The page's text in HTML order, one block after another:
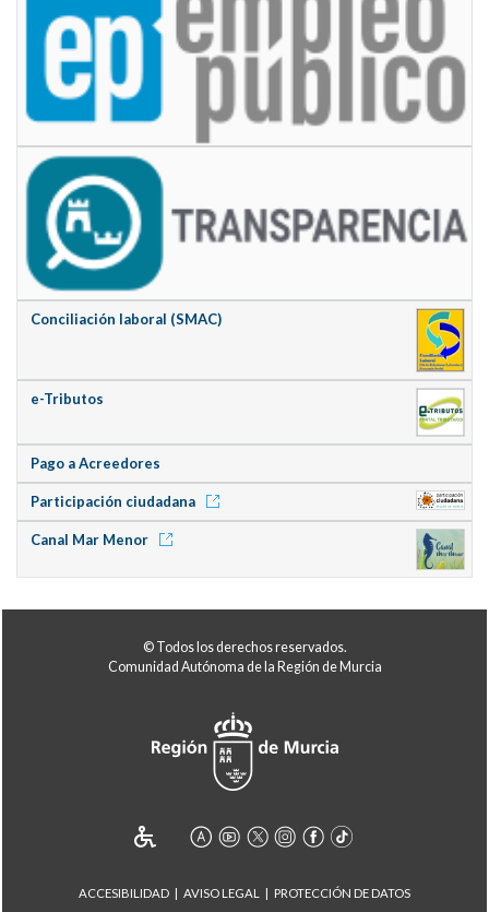
Conciliación laboral (SMAC)
e-Tributos
Pago a Acreedores
Participación ciudadana
Canal Mar Menor
© Todos los derechos reservados.
Comunidad Autónoma de la Región de Murcia
ACCESIBILIDAD AVISO LEGAL PROTECCIÓN DE DATOS